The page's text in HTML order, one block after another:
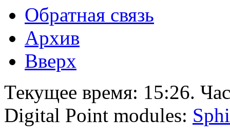
Обратная связь
Архив
Вверх
Текущее время: 15:26.
Digital Point modules: